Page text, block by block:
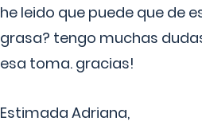
he leido que puede que de
grasa? tengo muchas
esa toma. gracias!
Estimada Adriana,